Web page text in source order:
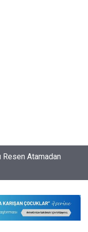
Atamadan